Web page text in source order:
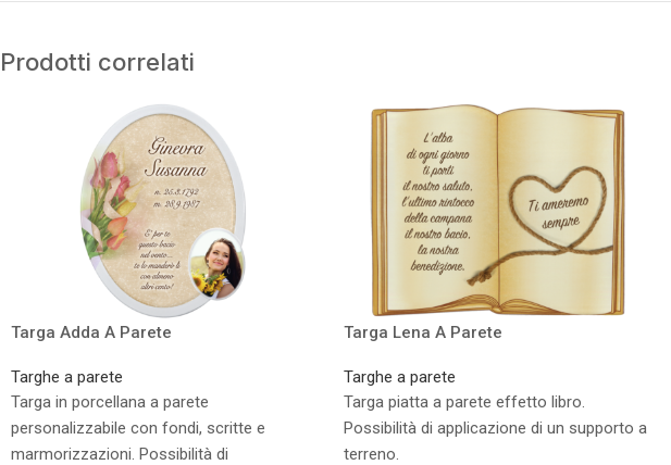
Prodotti correlati
Targa Adda A Parete
Targhe a parete
Targa in porcellana a parete
personalizzabile con fondi, scritte e
marmorizzazioni. Possibilità di
Targa Lena A Parete
Targhe a parete
Targa piatta a parete effetto libro.
Possibilità di applicazione di un supporto a
terreno.